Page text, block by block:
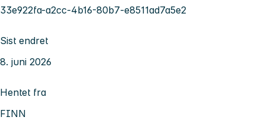
33e922fa-a2cc-4b16-80b7-e8511ad7a5e2
Sist endret
8. juni 2026
Hentet fra
FINN